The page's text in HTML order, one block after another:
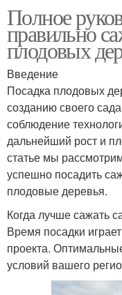
Полное
правильно
плодовых
Введение
Посадка плодовых
созданию своего
соблюдение
дальнейший рост и
статье мы
успешно посадить
плодовые деревья.
Когда лучше сажать
Время посадки
проекта.
условий вашего